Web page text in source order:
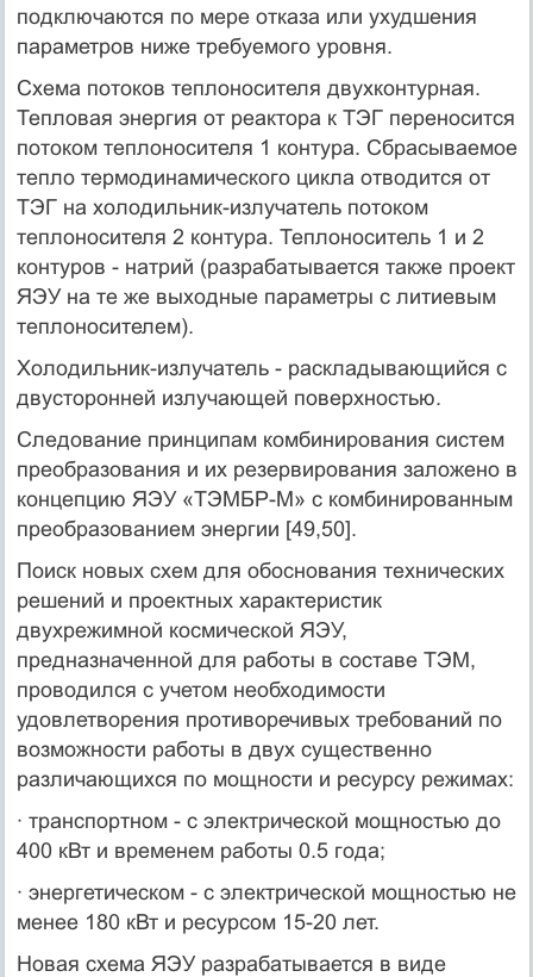
подключаются по мере отказа или ухудшения
параметров ниже требуемого уровня.
Схема потоков теплоносителя двухконтурная.
Тепловая энергия от реактора к ТЭГ переносится
потоком теплоносителя 1 контура. Сбрасываемое
тепло термодинамического цикла отводится от
ТЭГ на холодильник-излучатель потоком
теплоносителя 2 контура. Теплоноситель 1 и 2
контуров - натрий (разрабатывается также проект
ЯЭУ на те же выходные параметры с литиевым
теплоносителем).
Холодильник-излучатель - раскладывающийся с
двусторонней излучающей поверхностью.
Следование принципам комбинирования систем
преобразования и их резервирования заложено в
концепцию ЯЭУ «ТЭМБР-М» с комбинированным
преобразованием энергии [49,50].
Поиск новых схем для обоснования технических
решений и проектных характеристик
двухрежимной космической ЯЭУ,
предназначенной для работы в составе ТЭМ,
проводился с учетом необходимости
удовлетворения противоречивых требований по
возможности работы в двух существенно
различающихся по мощности и ресурсу режимах:
· транспортном - с электрической мощностью до
400 кВт и временем работы 0.5 года;
· энергетическом - с электрической мощностью не
менее 180 кВт и ресурсом 15-20 лет.
Новая схема ЯЭУ разрабатывается в виде